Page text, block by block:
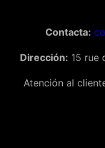
Contacta:
Dirección: 15 rue
Atención al